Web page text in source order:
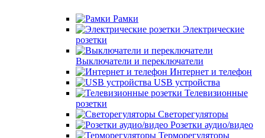
Рамки
Электрические
розетки
Выключатели и переключатели
Интернет и телефон
USB устройства
Телевизионные
розетки
Светорегуляторы
Розетки аудио/видео
Терморегуляторы